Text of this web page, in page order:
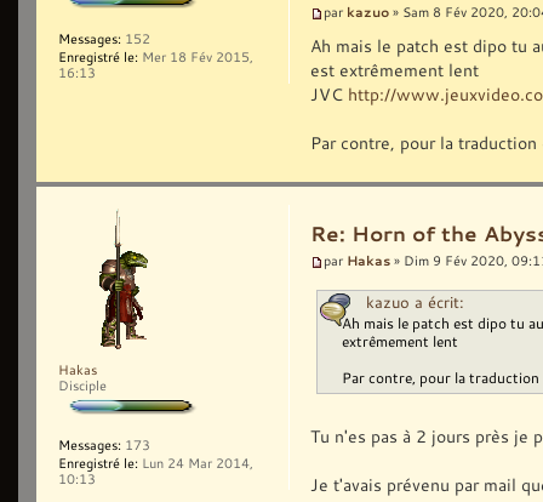
par kazuo » Sam 8 Fév 2020,
Ah mais le patch est dipo tu
est extrêmement lent
JVC http://
Par contre, pour la
Messages: 152
Enregistré le: Mer 18 Fév 2015,
16:13
Re: Horn of the
par Hakas » Dim 9 Fév 2020,
kazuo a écrit:
Ah mais le patch est dipo tu
extrêmement lent
Par contre, pour la traduction
Tu n'es pas à 2 jours près je
Je t'avais prévenu par mail
Hakas
Disciple
Messages: 173
Enregistré le: Lun 24 Mar 2014,
10:13